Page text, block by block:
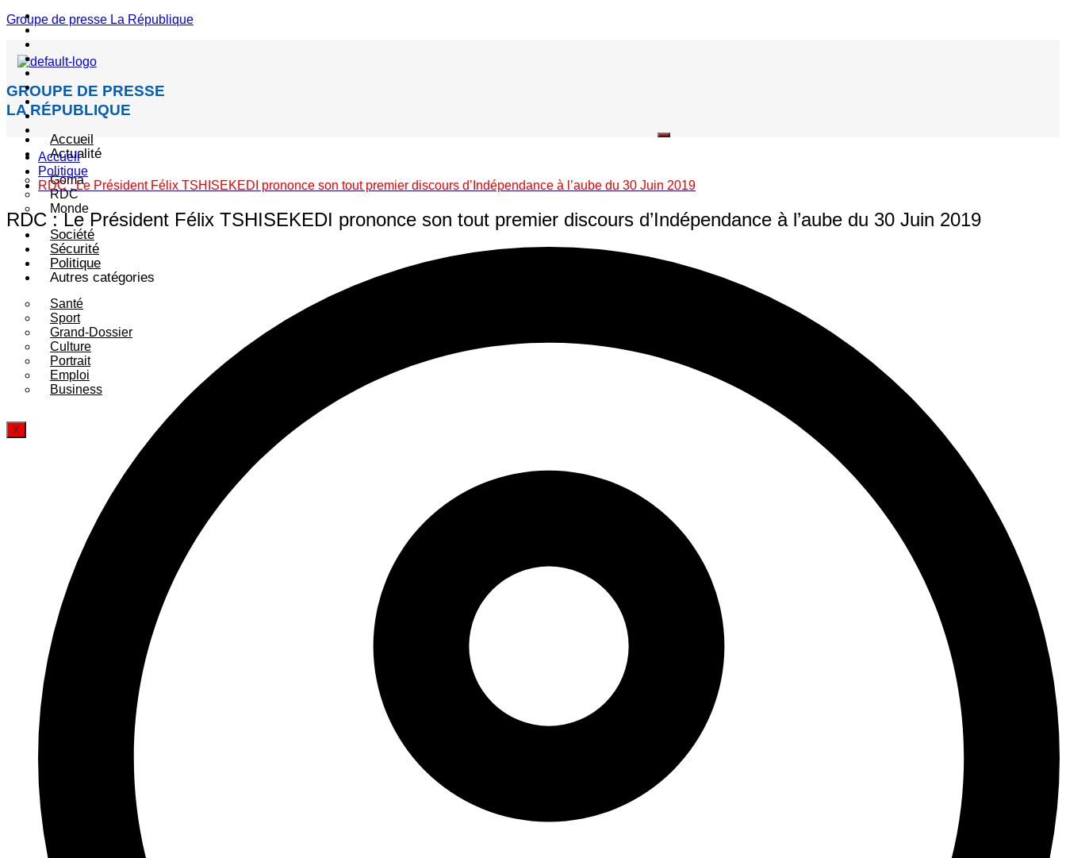
Groupe de presse La République
GROUPE DE PRESSE
LA RÉPUBLIQUE
Accueil
Actualité
Goma
RDC
Monde
Société
Sécurité
Politique
Autres catégories
Santé
Sport
Grand-Dossier
Culture
Portrait
Emploi
Business
X
Menu
Accueil
Politique
RDC : Le Président Félix TSHISEKEDI prononce son tout premier discours d’Indépendance à l’aube du 30 Juin 2019
RDC : Le Président Félix TSHISEKEDI prononce son tout premier discours d’Indépendance à l’aube du 30 Juin 2019